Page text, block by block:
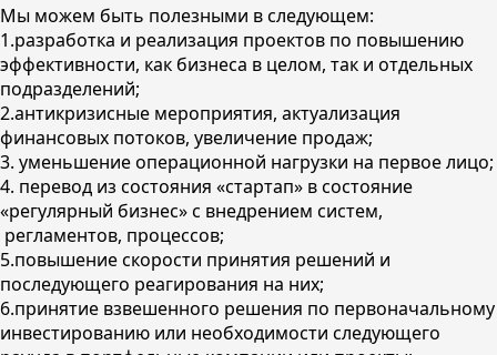
Мы можем быть полезными в следующем:
1.разработка и реализация проектов по повышению
эффективности, как бизнеса в целом, так и отдельных
подразделений;
2.антикризисные мероприятия, актуализация
финансовых потоков, увеличение продаж;
3. уменьшение операционной нагрузки на первое лицо;
4. перевод из состояния «стартап» в состояние
«регулярный бизнес» с внедрением систем,
регламентов, процессов;
5.повышение скорости принятия решений и
последующего реагирования на них;
6.принятие взвешенного решения по первоначальному
инвестированию или необходимости следующего